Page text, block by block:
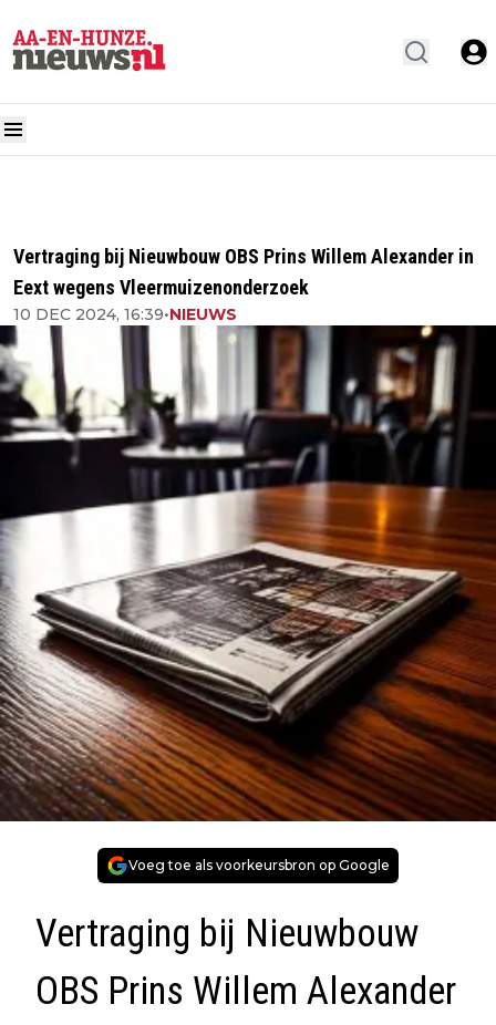
Vertraging bij Nieuwbouw OBS Prins Willem Alexander in
Eext wegens Vleermuizenonderzoek
10 DEC 2024, 16:39•NIEUWS
Voeg toe als voorkeursbron op Google
Vertraging bij Nieuwbouw
OBS Prins Willem Alexander